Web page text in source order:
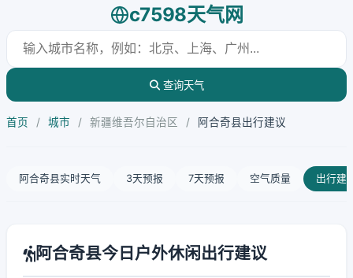
c7598天气网
查询天气
首页 / 城市 / 新疆维吾尔自治区 / 阿合奇县出行建议
阿合奇县实时天气 3天预报 7天预报 空气质量 出行建
阿合奇县今日户外休闲出行建议